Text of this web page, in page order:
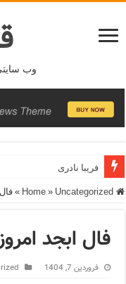
وب
فریبا نادری
» Uncategorized
»
فال ابجد
فروردین 7, 1404